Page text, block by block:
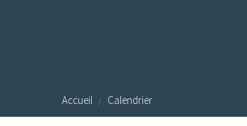
Accueil Calendrier